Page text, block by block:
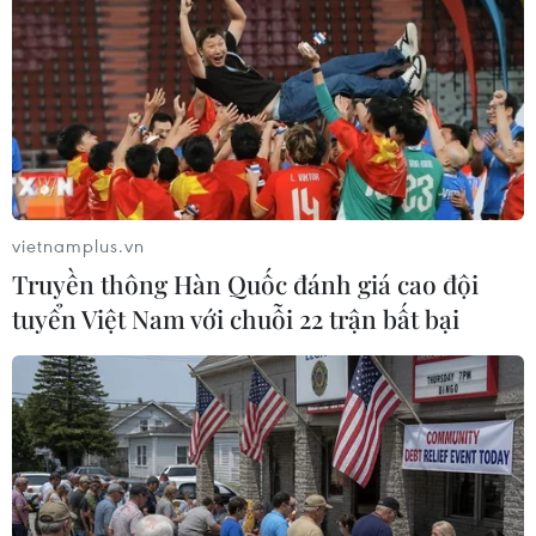
Theo dõi VietnamPlus
TIN LIÊN QUAN
vietnamplus.vn
Truyền thông Hàn Quốc đánh giá cao đội
tuyển Việt Nam với chuỗi 22 trận bất bại